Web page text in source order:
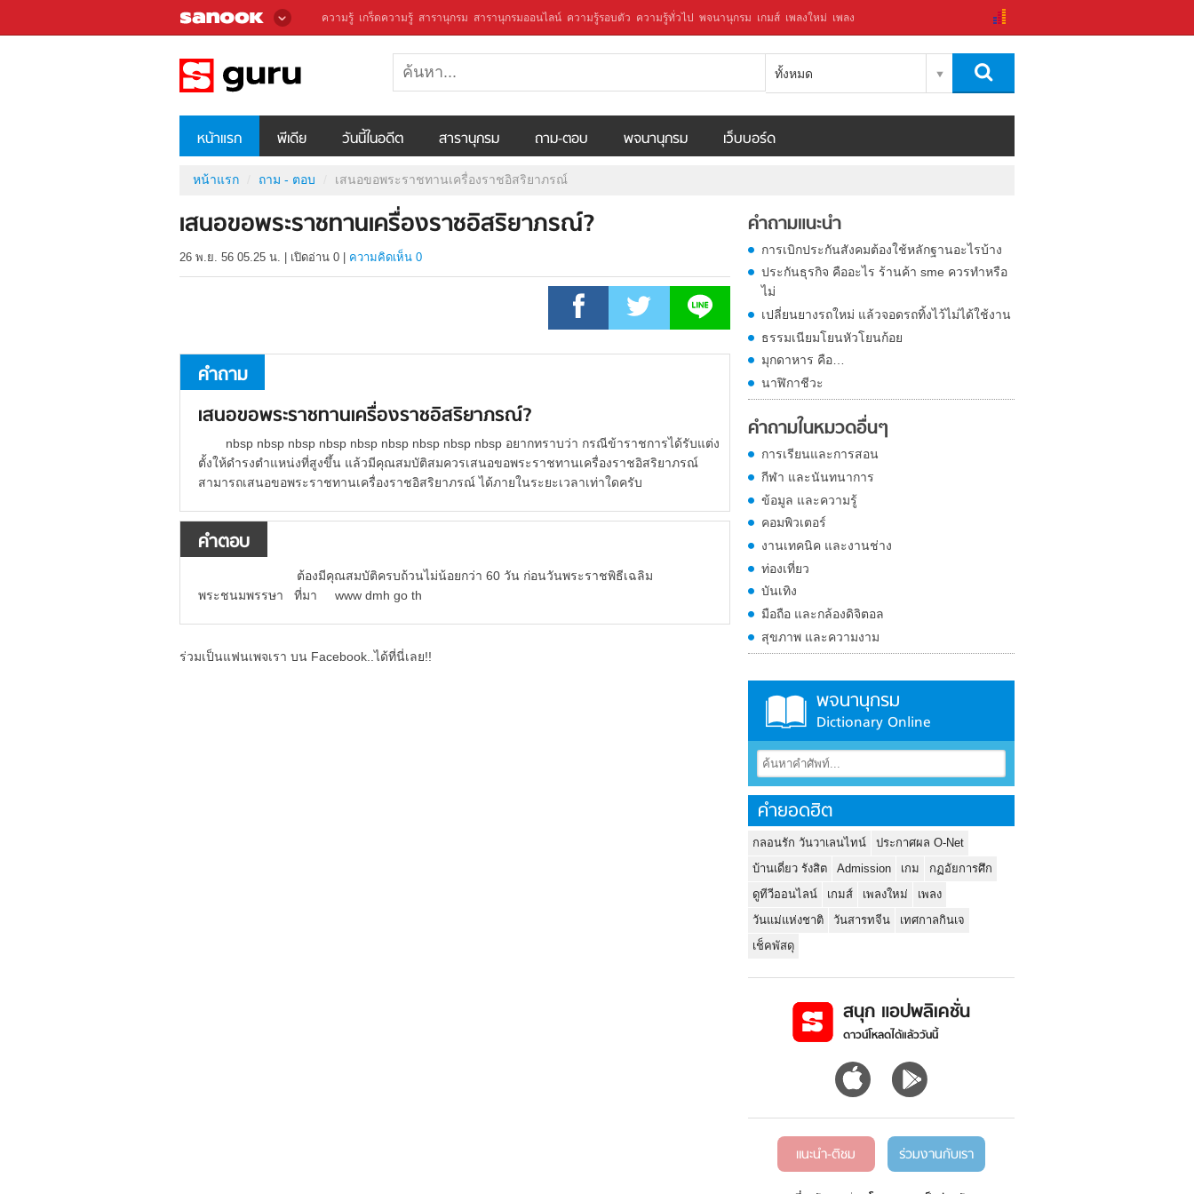
ความรู้ เกร็ดความรู้ สารานุกรม สารานุกรมออนไลน์ ความรู้รอบตัว ความรู้ทั่วไป พจนานุกรม เกมส์ เพลงใหม่ เพลง
ทั้งหมด
หน้าแรก พีเดีย วันนี้ในอดีต สารานุกรม ถาม-ตอบ พจนานุกรม เว็บบอร์ด
หน้าแรก ถาม - ตอบ เสนอขอพระราชทานเครื่องราชอิสริยาภรณ์
เสนอขอพระราชทานเครื่องราชอิสริยาภรณ์?
26 พ.ย. 56 05.25 น. เปิดอ่าน 0 ความคิดเห็น 0
คำถาม
เสนอขอพระราชทานเครื่องราชอิสริยาภรณ์?
nbsp nbsp nbsp nbsp nbsp nbsp nbsp nbsp nbsp อยากทราบว่า กรณีข้าราชการได้รับแต่ง
ตั้งให้ดำรงตำแหน่งที่สูงขึ้น แล้วมีคุณสมบัติสมควรเสนอขอพระราชทานเครื่องราชอิสริยาภรณ์
สามารถเสนอขอพระราชทานเครื่องราชอิสริยาภรณ์ ได้ภายในระยะเวลาเท่าใดครับ
คำตอบ
ต้องมีคุณสมบัติครบถ้วนไม่น้อยกว่า 60 วัน ก่อนวันพระราชพิธีเฉลิม
พระชนมพรรษา ที่มา www dmh go th
ร่วมเป็นแฟนเพจเรา บน Facebook..ได้ที่นี่เลย!!
คำถามแนะนำ
การเบิกประกันสังคมต้องใช้หลักฐานอะไรบ้าง
ประกันธุรกิจ คืออะไร ร้านค้า sme ควรทำหรือ
ไม่
เปลี่ยนยางรถใหม่ แล้วจอดรถทิ้งไว้ไม่ได้ใช้งาน
ธรรมเนียมโยนหัวโยนก้อย
มุกดาหาร คือ…
นาฬิกาชีวะ
คำถามในหมวดอื่นๆ
การเรียนและการสอน
กีฬา และนันทนาการ
ข้อมูล และความรู้
คอมพิวเตอร์
งานเทคนิค และงานช่าง
ท่องเที่ยว
บันเทิง
มือถือ และกล้องดิจิตอล
สุขภาพ และความงาม
พจนานุกรม
Dictionary Online
คำยอดฮิต
กลอนรัก วันวาเลนไทน์
ประกาศผล O-Net
บ้านเดี่ยว รังสิต
Admission เกม
กฏอัยการศึก
ดูทีวีออนไลน์
เกมส์ เพลงใหม่
เพลง
วันแม่แห่งชาติ
วันสารทจีน
เทศกาลกินเจ
เช็คพัสดุ
สนุก แอปพลิเคชั่น
ดาวน์โหลดได้แล้ววันนี้
แนะนำ-ติชม ร่วมงานกับเรา